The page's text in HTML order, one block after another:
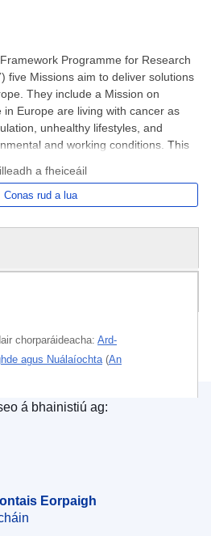
Programme for Research
five Missions aim to deliver solutions
They include a Mission on
Europe are living with cancer as
unhealthy lifestyles, and
and working conditions. This
a fheiceáil
Conas rud a lua
chorparáideacha: Ard-
agus Nuálaíochta (An
Barros, Pedro ;
Bettina ;
;
Aontais Eorpaigh
á bhainistiú ag:
Eorpaigh